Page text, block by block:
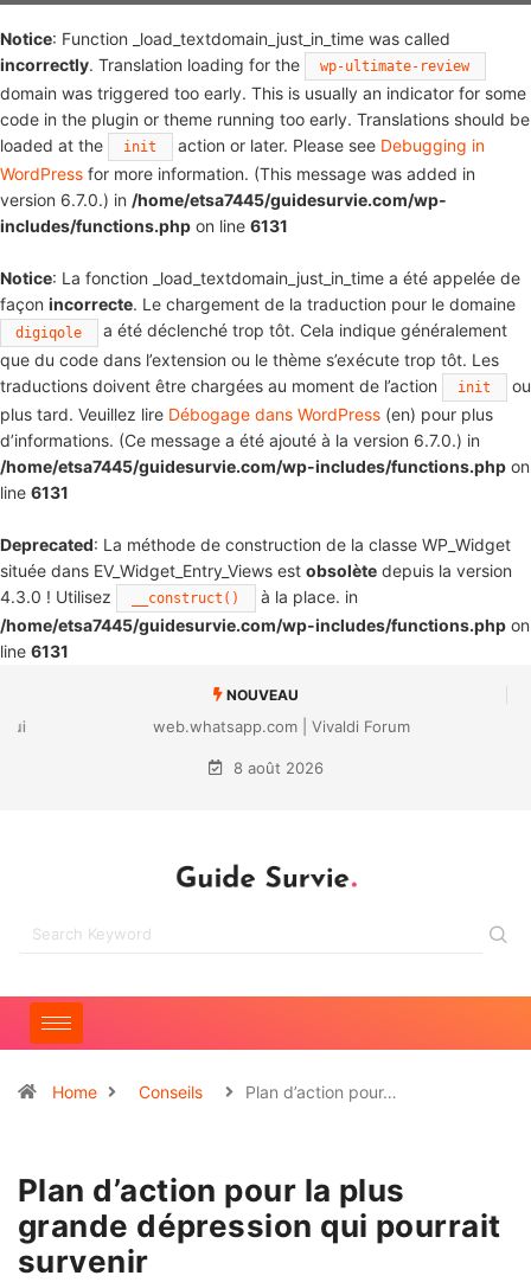
Notice: Function _load_textdomain_just_in_time was called
incorrectly. Translation loading for the wp-ultimate-review
domain was triggered too early. This is usually an indicator for some
code in the plugin or theme running too early. Translations should be
loaded at the
init action or later. Please see Debugging in
WordPress for more information. (This message was added in
version 6.7.0.) in /home/etsa7445/guidesurvie.com/wp-
includes/functions.php on line 6131
Notice: La fonction _load_textdomain_just_in_time a été appelée de
façon incorrecte. Le chargement de la traduction pour le domaine
digiqole
a été déclenché trop tôt. Cela indique généralement
que du code dans l’extension ou le thème s’exécute trop tôt. Les
traductions doivent être chargées au moment de l’action
init
ou
plus tard. Veuillez lire Débogage dans WordPress (en) pour plus
d’informations. (Ce message a été ajouté à la version 6.7.0.) in
/home/etsa7445/guidesurvie.com/wp-includes/functions.php on
line 6131
Deprecated: La méthode de construction de la classe WP_Widget
située dans EV_Widget_Entry_Views est obsolète depuis la version
4.3.0 ! Utilisez
__construct()
à la place. in
/home/etsa7445/guidesurvie.com/wp-includes/functions.php on
line 6131
NOUVEAU
web.whatsapp.com | Vivaldi Forum
8 août 2026
Home Conseils Plan d’action pour…
Plan d’action pour la plus
grande dépression qui pourrait
survenir